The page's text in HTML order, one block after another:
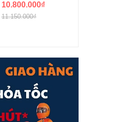
10.800.000₫
11.150.000₫